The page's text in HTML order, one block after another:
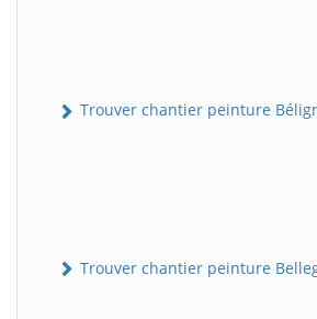
Trouver chantier peinture
Trouver chantier peinture